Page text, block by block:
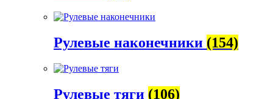
Рулевые наконечники (154)
Рулевые тяги (106)